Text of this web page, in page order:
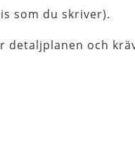
som du skriver).
och